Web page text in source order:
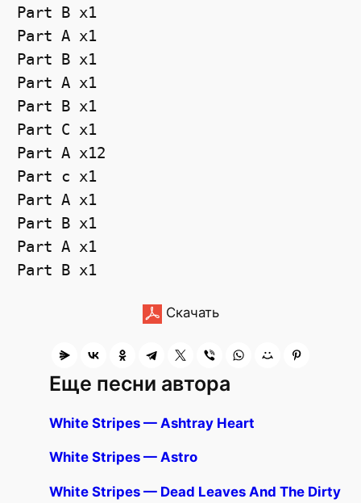
Part B x1
Part A x1
Part B x1
Part A x1
Part B x1
Part C x1
Part A x12
Part c x1
Part A x1
Part B x1
Part A x1
Скачать
Еще песни автора
White Stripes — Ashtray Heart
White Stripes — Astro
White Stripes — Dead Leaves And The Dirty